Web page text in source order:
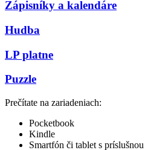
Zápisníky a kalendáre
Hudba
LP platne
Puzzle
Prečítate na zariadeniach:
Pocketbook
Kindle
Smartfón či tablet s